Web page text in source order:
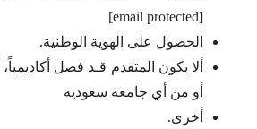
[email protected]
الحصول على الهوية الوطنية.
ألا يكون المتقدم قـد فصل أكاديمياً،
أو من أي جامعة سعودية
أخرى.